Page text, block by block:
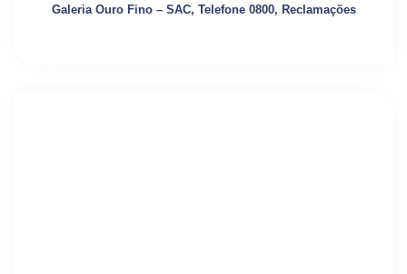
Galeria Ouro Fino – SAC, Telefone 0800, Reclamações